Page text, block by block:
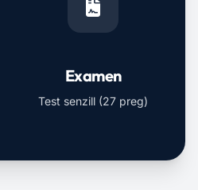
Examen
Test senzill (27 preg)